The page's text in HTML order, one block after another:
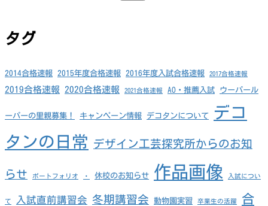
タグ
2014合格速報 2015年度合格速報 2016年度入試合格速報 2017合格速報
2019合格速報 2020合格速報 2021合格速報 AO・推薦入試 ウーパール
ーパーの里親募集！ キャンペーン情報 デコタンについて
デコ
タンの日常
デザイン工芸探究所からのお知
らせ ポートフォリオ ・ 休校のお知らせ 作品画像 入試につい
て 入試直前講習会 冬期講習会 動物園実習 卒業生の活躍
合